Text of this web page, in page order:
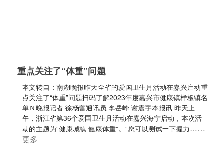
重点关注了“体重”问题
本文转自：南湖晚报昨天全省的爱国卫生月活动在嘉兴启动重
点关注了“体重”问题扫码了解2023年度嘉兴市健康镇样板镇名
单Ｎ晚报记者 徐杨蕾通讯员 李岳峰 谢震宇本报讯 昨天上
午，浙江省第36个爱国卫生月活动在嘉兴海宁启动，本次活
动的主题为“健康城镇 健康体重”。“您可以测试一下握力……
更多